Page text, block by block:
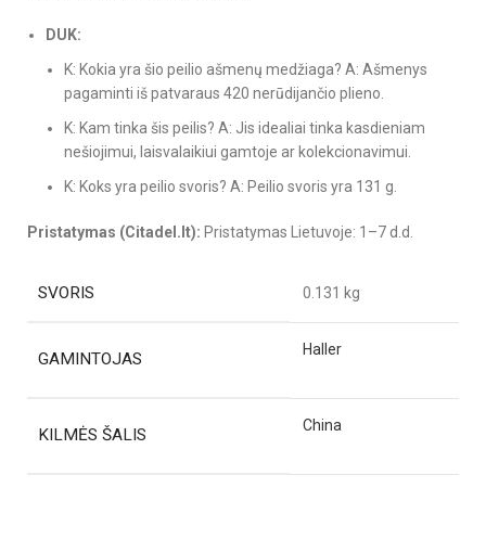
DUK:
K: Kokia yra šio peilio ašmenų medžiaga? A: Ašmenys
pagaminti iš patvaraus 420 nerūdijančio plieno.
K: Kam tinka šis peilis? A: Jis idealiai tinka kasdieniam
nešiojimui, laisvalaikiui gamtoje ar kolekcionavimui.
K: Koks yra peilio svoris? A: Peilio svoris yra 131 g.
Pristatymas (Citadel.lt): Pristatymas Lietuvoje: 1–7 d.d.
SVORIS 0.131 kg
GAMINTOJAS Haller
KILMĖS ŠALIS China